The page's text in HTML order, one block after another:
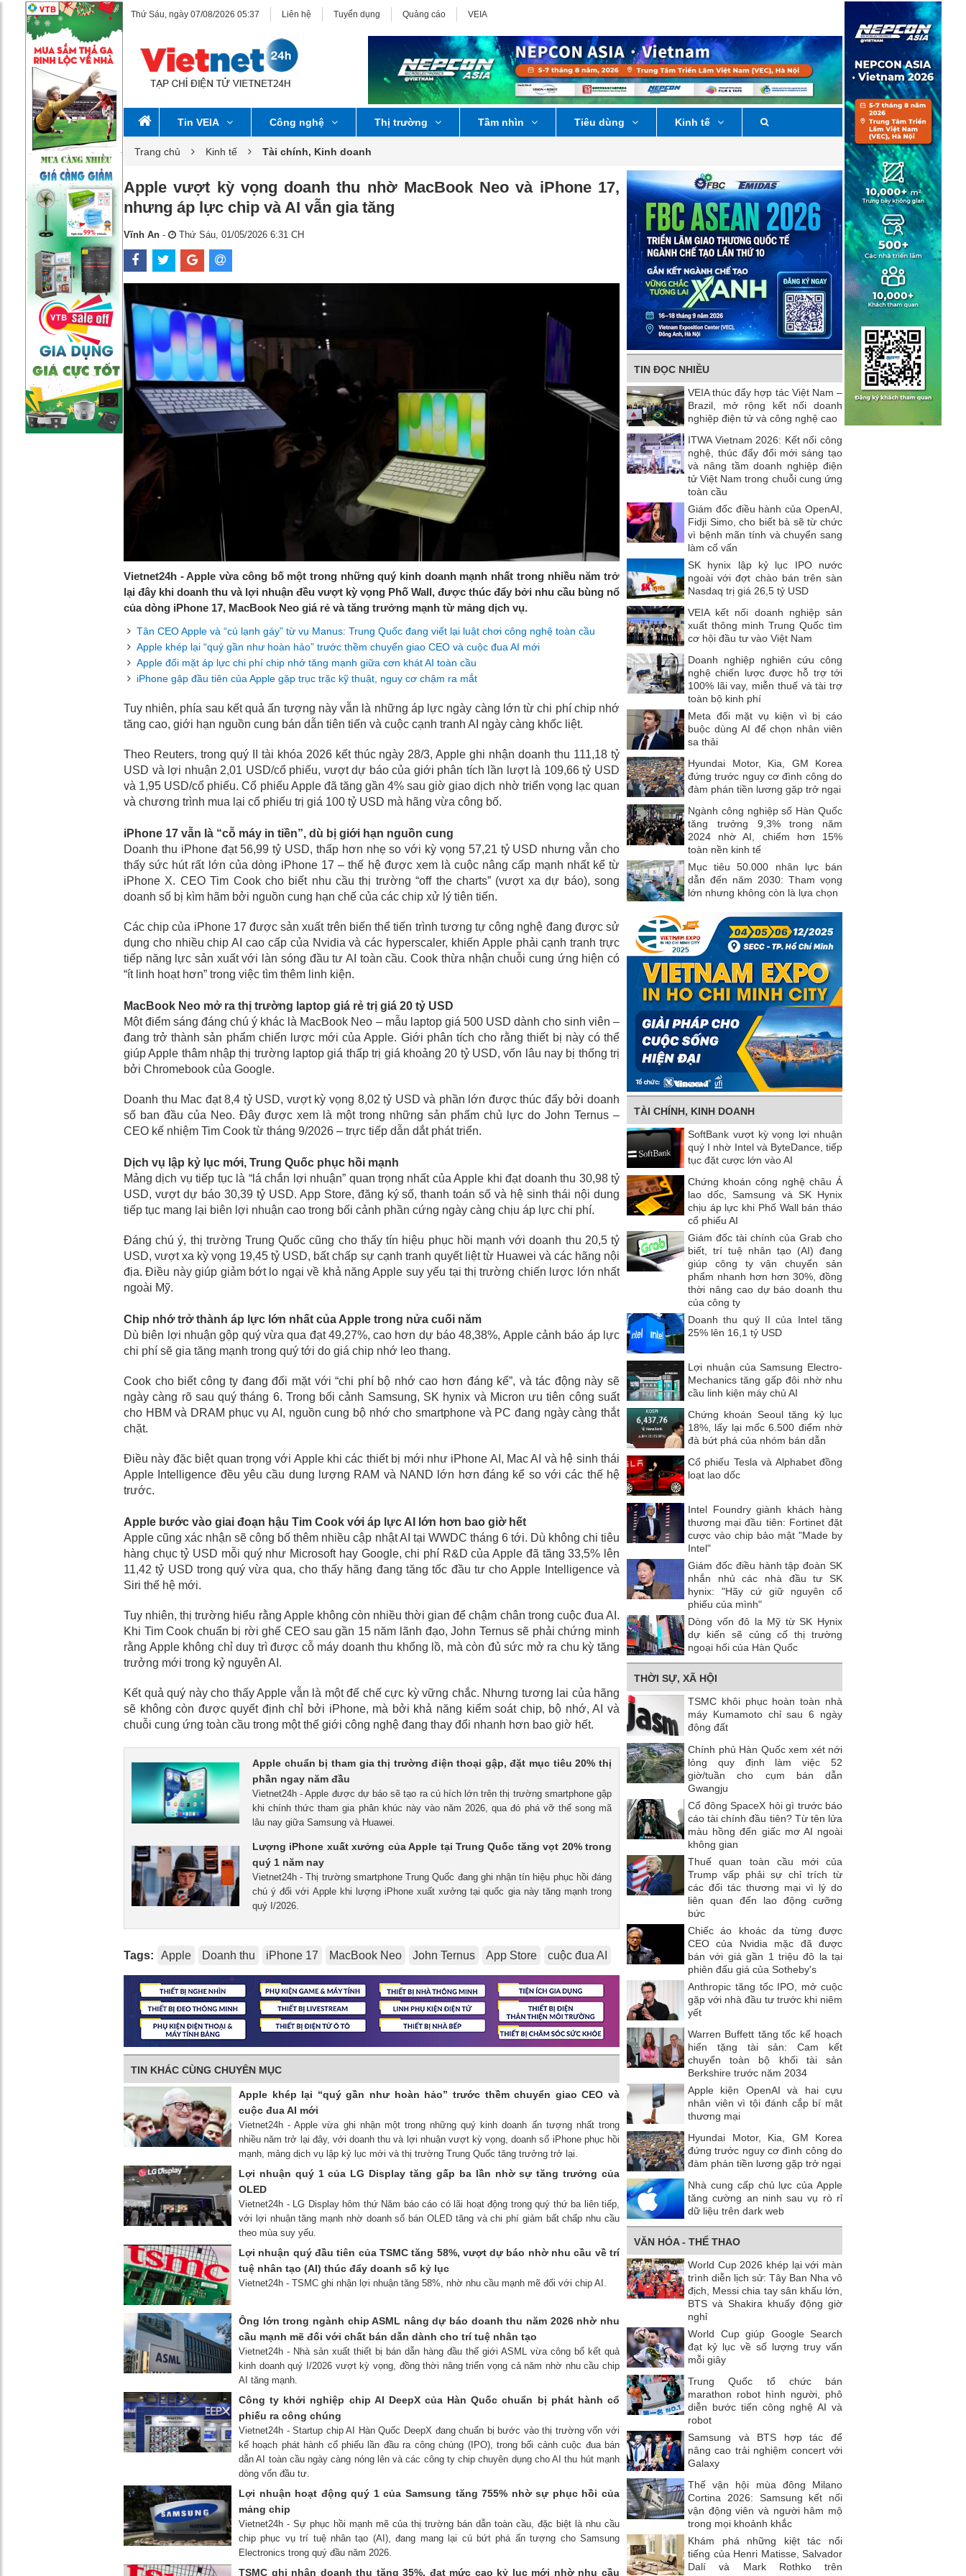
Thứ Sáu, ngày 07/08/2026 05:37 Liên hệ Tuyển dụng Quảng cáo VEIA
Tin VEIA Công nghệ Thị trường Tầm nhìn Tiêu dùng Kinh tế
Trang chủ Kinh tế Tài chính, Kinh doanh
Apple vượt kỳ vọng doanh thu nhờ MacBook Neo và iPhone 17,
nhưng áp lực chip và AI vẫn gia tăng
Vĩnh An - Thứ Sáu, 01/05/2026 6:31 CH
Vietnet24h - Apple vừa công bố một trong những quý kinh doanh mạnh nhất trong nhiều năm trở
lại đây khi doanh thu và lợi nhuận đều vượt kỳ vọng Phố Wall, được thúc đẩy bởi nhu cầu bùng nổ
của dòng iPhone 17, MacBook Neo giá rẻ và tăng trưởng mạnh từ mảng dịch vụ.
Tân CEO Apple và “cú lạnh gáy” từ vụ Manus: Trung Quốc đang viết lại luật chơi công nghệ toàn cầu
Apple khép lại “quý gần như hoàn hảo” trước thềm chuyển giao CEO và cuộc đua AI mới
Apple đối mặt áp lực chi phí chip nhớ tăng mạnh giữa cơn khát AI toàn cầu
iPhone gập đầu tiên của Apple gặp trục trặc kỹ thuật, nguy cơ chậm ra mắt
Tuy nhiên, phía sau kết quả ấn tượng này vẫn là những áp lực ngày càng lớn từ chi phí chip nhớ
tăng cao, giới hạn nguồn cung bán dẫn tiên tiến và cuộc cạnh tranh AI ngày càng khốc liệt.
Theo Reuters, trong quý II tài khóa 2026 kết thúc ngày 28/3, Apple ghi nhận doanh thu 111,18 tỷ
USD và lợi nhuận 2,01 USD/cổ phiếu, vượt dự báo của giới phân tích lần lượt là 109,66 tỷ USD
và 1,95 USD/cổ phiếu. Cổ phiếu Apple đã tăng gần 4% sau giờ giao dịch nhờ triển vọng lạc quan
và chương trình mua lại cổ phiếu trị giá 100 tỷ USD mà hãng vừa công bố.
iPhone 17 vẫn là “cỗ máy in tiền”, dù bị giới hạn nguồn cung
Doanh thu iPhone đạt 56,99 tỷ USD, thấp hơn nhẹ so với kỳ vọng 57,21 tỷ USD nhưng vẫn cho
thấy sức hút rất lớn của dòng iPhone 17 – thế hệ được xem là cuộc nâng cấp mạnh nhất kể từ
iPhone X. CEO Tim Cook cho biết nhu cầu thị trường “off the charts” (vượt xa dự báo), song
doanh số bị kìm hãm bởi nguồn cung hạn chế của các chip xử lý tiên tiến.
Các chip của iPhone 17 được sản xuất trên biến thể tiến trình tương tự công nghệ đang được sử
dụng cho nhiều chip AI cao cấp của Nvidia và các hyperscaler, khiến Apple phải cạnh tranh trực
tiếp năng lực sản xuất với làn sóng đầu tư AI toàn cầu. Cook thừa nhận chuỗi cung ứng hiện có
“ít linh hoạt hơn” trong việc tìm thêm linh kiện.
MacBook Neo mở ra thị trường laptop giá rẻ trị giá 20 tỷ USD
Một điểm sáng đáng chú ý khác là MacBook Neo – mẫu laptop giá 500 USD dành cho sinh viên –
đang trở thành sản phẩm chiến lược mới của Apple. Giới phân tích cho rằng thiết bị này có thể
giúp Apple thâm nhập thị trường laptop giá thấp trị giá khoảng 20 tỷ USD, vốn lâu nay bị thống trị
bởi Chromebook của Google.
Doanh thu Mac đạt 8,4 tỷ USD, vượt kỳ vọng 8,02 tỷ USD và phần lớn được thúc đẩy bởi doanh
số ban đầu của Neo. Đây được xem là một trong những sản phẩm chủ lực do John Ternus –
CEO kế nhiệm Tim Cook từ tháng 9/2026 – trực tiếp dẫn dắt phát triển.
Dịch vụ lập kỷ lục mới, Trung Quốc phục hồi mạnh
Mảng dịch vụ tiếp tục là “lá chắn lợi nhuận” quan trọng nhất của Apple khi đạt doanh thu 30,98 tỷ
USD, vượt dự báo 30,39 tỷ USD. App Store, đăng ký số, thanh toán số và hệ sinh thái nội dung
tiếp tục mang lại biên lợi nhuận cao trong bối cảnh phần cứng ngày càng chịu áp lực chi phí.
Đáng chú ý, thị trường Trung Quốc cũng cho thấy tín hiệu phục hồi mạnh với doanh thu 20,5 tỷ
USD, vượt xa kỳ vọng 19,45 tỷ USD, bất chấp sự cạnh tranh quyết liệt từ Huawei và các hãng nội
địa. Điều này giúp giảm bớt lo ngại về khả năng Apple suy yếu tại thị trường chiến lược lớn nhất
ngoài Mỹ.
Chip nhớ trở thành áp lực lớn nhất của Apple trong nửa cuối năm
Dù biên lợi nhuận gộp quý vừa qua đạt 49,27%, cao hơn dự báo 48,38%, Apple cảnh báo áp lực
chi phí sẽ gia tăng mạnh trong quý tới do giá chip nhớ leo thang.
Cook cho biết công ty đang đối mặt với “chi phí bộ nhớ cao hơn đáng kể”, và tác động này sẽ
ngày càng rõ sau quý tháng 6. Trong bối cảnh Samsung, SK hynix và Micron ưu tiên công suất
cho HBM và DRAM phục vụ AI, nguồn cung bộ nhớ cho smartphone và PC đang ngày càng thắt
chặt.
Điều này đặc biệt quan trọng với Apple khi các thiết bị mới như iPhone AI, Mac AI và hệ sinh thái
Apple Intelligence đều yêu cầu dung lượng RAM và NAND lớn hơn đáng kể so với các thế hệ
trước.
Apple bước vào giai đoạn hậu Tim Cook với áp lực AI lớn hơn bao giờ hết
Apple cũng xác nhận sẽ công bố thêm nhiều cập nhật AI tại WWDC tháng 6 tới. Dù không chi tiêu
hàng chục tỷ USD mỗi quý như Microsoft hay Google, chi phí R&D của Apple đã tăng 33,5% lên
11,42 tỷ USD trong quý vừa qua, cho thấy hãng đang tăng tốc đầu tư cho Apple Intelligence và
Siri thế hệ mới.
Tuy nhiên, thị trường hiểu rằng Apple không còn nhiều thời gian để chậm chân trong cuộc đua AI.
Khi Tim Cook chuẩn bị rời ghế CEO sau gần 15 năm lãnh đạo, John Ternus sẽ phải chứng minh
rằng Apple không chỉ duy trì được cỗ máy doanh thu khổng lồ, mà còn đủ sức mở ra chu kỳ tăng
trưởng mới trong kỷ nguyên AI.
Kết quả quý này cho thấy Apple vẫn là một đế chế cực kỳ vững chắc. Nhưng tương lai của hãng
sẽ không còn được quyết định chỉ bởi iPhone, mà bởi khả năng kiểm soát chip, bộ nhớ, AI và
chuỗi cung ứng toàn cầu trong một thế giới công nghệ đang thay đổi nhanh hơn bao giờ hết.
Apple chuẩn bị tham gia thị trường điện thoại gập, đặt mục tiêu 20% thị
phần ngay năm đầu
Vietnet24h - Apple được dự báo sẽ tạo ra cú hích lớn trên thị trường smartphone gập
khi chính thức tham gia phân khúc này vào năm 2026, qua đó phá vỡ thế song mã
lâu nay giữa Samsung và Huawei.
Lượng iPhone xuất xưởng của Apple tại Trung Quốc tăng vọt 20% trong
quý 1 năm nay
Vietnet24h - Thị trường smartphone Trung Quốc đang ghi nhận tín hiệu phục hồi đáng
chú ý đối với Apple khi lượng iPhone xuất xưởng tại quốc gia này tăng mạnh trong
quý I/2026.
Tags: Apple Doanh thu iPhone 17 MacBook Neo John Ternus App Store cuộc đua AI
TIN KHÁC CÙNG CHUYÊN MỤC
Apple khép lại “quý gần như hoàn hảo” trước thềm chuyển giao CEO và
cuộc đua AI mới
Vietnet24h - Apple vừa ghi nhận một trong những quý kinh doanh ấn tượng nhất trong
nhiều năm trở lại đây, với doanh thu và lợi nhuận vượt kỳ vọng, doanh số iPhone phục hồi
mạnh, mảng dịch vụ lập kỷ lục mới và thị trường Trung Quốc tăng trưởng trở lại.
Lợi nhuận quý 1 của LG Display tăng gấp ba lần nhờ sự tăng trưởng của
OLED
Vietnet24h - LG Display hôm thứ Năm báo cáo có lãi hoạt động trong quý thứ ba liên tiếp,
với lợi nhuận tăng mạnh nhờ doanh số bán OLED tăng và chi phí giảm bất chấp nhu cầu
theo mùa suy yếu.
Lợi nhuận quý đầu tiên của TSMC tăng 58%, vượt dự báo nhờ nhu cầu về trí
tuệ nhân tạo (AI) thúc đẩy doanh số kỷ lục
Vietnet24h - TSMC ghi nhận lợi nhuận tăng 58%, nhờ nhu cầu mạnh mẽ đối với chip AI.
Ông lớn trong ngành chip ASML nâng dự báo doanh thu năm 2026 nhờ nhu
cầu mạnh mẽ đối với chất bán dẫn dành cho trí tuệ nhân tạo
Vietnet24h - Nhà sản xuất thiết bị bán dẫn hàng đầu thế giới ASML vừa công bố kết quả
kinh doanh quý I/2026 vượt kỳ vọng, đồng thời nâng triển vọng cả năm nhờ nhu cầu chip
AI tăng mạnh.
Công ty khởi nghiệp chip AI DeepX của Hàn Quốc chuẩn bị phát hành cổ
phiếu ra công chúng
Vietnet24h - Startup chip AI Hàn Quốc DeepX đang chuẩn bị bước vào thị trường vốn với
kế hoạch phát hành cổ phiếu lần đầu ra công chúng (IPO), trong bối cảnh cuộc đua bán
dẫn AI toàn cầu ngày càng nóng lên và các công ty chip chuyên dụng cho AI thu hút mạnh
dòng vốn đầu tư.
Lợi nhuận hoạt động quý 1 của Samsung tăng 755% nhờ sự phục hồi của
mảng chip
Vietnet24h - Sự phục hồi mạnh mẽ của thị trường bán dẫn toàn cầu, đặc biệt là nhu cầu
chip phục vụ trí tuệ nhân tạo (AI), đang mang lại cú bứt phá ấn tượng cho Samsung
Electronics trong quý đầu năm 2026.
TSMC ghi nhận doanh thu tăng 35%, đạt mức cao kỷ lục mới nhờ nhu cầu
TIN ĐỌC NHIỀU
VEIA thúc đẩy hợp tác Việt Nam –
Brazil, mở rộng kết nối doanh
nghiệp điện tử và công nghệ cao
ITWA Vietnam 2026: Kết nối công
nghệ, thúc đẩy đổi mới sáng tạo
và nâng tầm doanh nghiệp điện
tử Việt Nam trong chuỗi cung ứng
toàn cầu
Giám đốc điều hành của OpenAI,
Fidji Simo, cho biết bà sẽ từ chức
vì bệnh mãn tính và chuyển sang
làm cố vấn
SK hynix lập kỷ lục IPO nước
ngoài với đợt chào bán trên sàn
Nasdaq trị giá 26,5 tỷ USD
VEIA kết nối doanh nghiệp sản
xuất thông minh Trung Quốc tìm
cơ hội đầu tư vào Việt Nam
Doanh nghiệp nghiên cứu công
nghệ chiến lược được hỗ trợ tới
100% lãi vay, miễn thuế và tài trợ
toàn bộ kinh phí
Meta đối mặt vụ kiện vì bị cáo
buộc dùng AI để chọn nhân viên
sa thải
Hyundai Motor, Kia, GM Korea
đứng trước nguy cơ đình công do
đàm phán tiền lương gặp trở ngại
Ngành công nghiệp số Hàn Quốc
tăng trưởng 9,3% trong năm
2024 nhờ AI, chiếm hơn 15%
toàn nền kinh tế
Mục tiêu 50.000 nhân lực bán
dẫn đến năm 2030: Tham vọng
lớn nhưng không còn là lựa chọn
TÀI CHÍNH, KINH DOANH
SoftBank vượt kỳ vọng lợi nhuận
quý I nhờ Intel và ByteDance, tiếp
tục đặt cược lớn vào AI
Chứng khoán công nghệ châu Á
lao dốc, Samsung và SK Hynix
chịu áp lực khi Phố Wall bán tháo
cổ phiếu AI
Giám đốc tài chính của Grab cho
biết, trí tuệ nhân tạo (AI) đang
giúp công ty vận chuyển sản
phẩm nhanh hơn hơn 30%, đồng
thời nâng cao dự báo doanh thu
của công ty
Doanh thu quý II của Intel tăng
25% lên 16,1 tỷ USD
Lợi nhuận của Samsung Electro-
Mechanics tăng gấp đôi nhờ nhu
cầu linh kiện máy chủ AI
Chứng khoán Seoul tăng kỷ lục
18%, lấy lại mốc 6.500 điểm nhờ
đà bứt phá của nhóm bán dẫn
Cổ phiếu Tesla và Alphabet đồng
loạt lao dốc
Intel Foundry giành khách hàng
thương mại đầu tiên: Fortinet đặt
cược vào chip bảo mật "Made by
Intel"
Giám đốc điều hành tập đoàn SK
nhắn nhủ các nhà đầu tư SK
hynix: "Hãy cứ giữ nguyên cổ
phiếu của mình"
Dòng vốn đô la Mỹ từ SK Hynix
dự kiến ​​sẽ củng cố thị trường
ngoại hối của Hàn Quốc
THỜI SỰ, XÃ HỘI
TSMC khôi phục hoàn toàn nhà
máy Kumamoto chỉ sau 6 ngày
động đất
Chính phủ Hàn Quốc xem xét nới
lỏng quy định làm việc 52
giờ/tuần cho cụm bán dẫn
Gwangju
Cổ đông SpaceX hỏi gì trước báo
cáo tài chính đầu tiên? Từ tên lửa
màu hồng đến giấc mơ AI ngoài
không gian
Thuế quan toàn cầu mới của
Trump vấp phải sự chỉ trích từ
các đối tác thương mại vì lý do
liên quan đến lao động cưỡng
bức
Chiếc áo khoác da từng được
CEO của Nvidia mặc đã được
bán với giá gần 1 triệu đô la tại
phiên đấu giá của Sotheby's
Anthropic tăng tốc IPO, mở cuộc
gặp với nhà đầu tư trước khi niêm
yết
Warren Buffett tăng tốc kế hoạch
hiến tặng tài sản: Cam kết
chuyển toàn bộ khối tài sản
Berkshire trước năm 2034
Apple kiện OpenAI và hai cựu
nhân viên vì tội đánh cắp bí mật
thương mại
Hyundai Motor, Kia, GM Korea
đứng trước nguy cơ đình công do
đàm phán tiền lương gặp trở ngại
Nhà cung cấp chủ lực của Apple
tăng cường an ninh sau vụ rò rỉ
dữ liệu trên dark web
VĂN HÓA - THỂ THAO
World Cup 2026 khép lại với màn
trình diễn lịch sử: Tây Ban Nha vô
địch, Messi chia tay sân khấu lớn,
BTS và Shakira khuấy động giờ
nghỉ
World Cup giúp Google Search
đạt kỷ lục về số lượng truy vấn
mỗi giây
Trung Quốc tổ chức bán
marathon robot hình người, phô
diễn bước tiến công nghệ AI và
robot
Samsung và BTS hợp tác để
nâng cao trải nghiệm concert với
Galaxy
Thế vận hội mùa đông Milano
Cortina 2026: Samsung kết nối
vận động viên và người hâm mộ
trong mọi khoảnh khắc
Khám phá những kiệt tác nổi
tiếng của Henri Matisse, Salvador
Dalí và Mark Rothko trên